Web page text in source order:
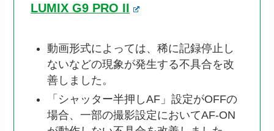
LUMIX G9 PRO II
動画形式によっては、稀に記録停止し
ないなどの現象が発生する不具合を改
善しました。
「シャッター半押しAF」設定がOFFの
場合、一部の撮影設定においてAF-ON